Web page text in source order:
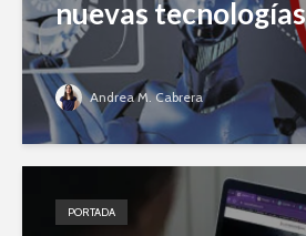
nuevas tecnologías
Andrea M. Cabrera
PORTADA